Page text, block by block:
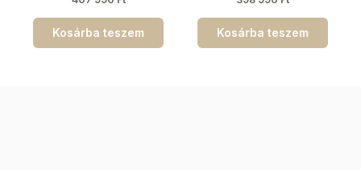
Kosárba teszem Kosárba teszem